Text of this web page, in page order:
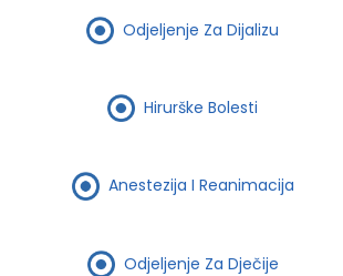
Odjeljenje Za Dijalizu
Hirurške Bolesti
Anestezija I Reanimacija
Odjeljenje Za Dječije